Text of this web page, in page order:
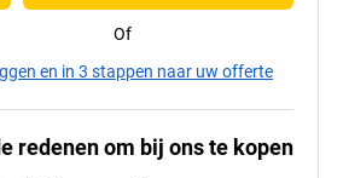
Of
en in 3 stappen naar uw offerte
redenen om bij ons te kopen